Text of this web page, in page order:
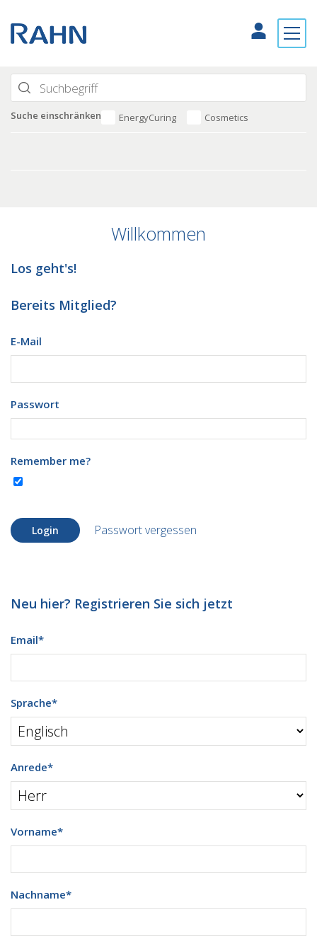
Suche einschränken EnergyCuring Cosmetics
Willkommen
Los geht's!
Bereits Mitglied?
E-Mail
Passwort
Remember me?
Login Passwort vergessen
Neu hier? Registrieren Sie sich jetzt
Email*
Sprache*
Anrede*
Vorname*
Nachname*